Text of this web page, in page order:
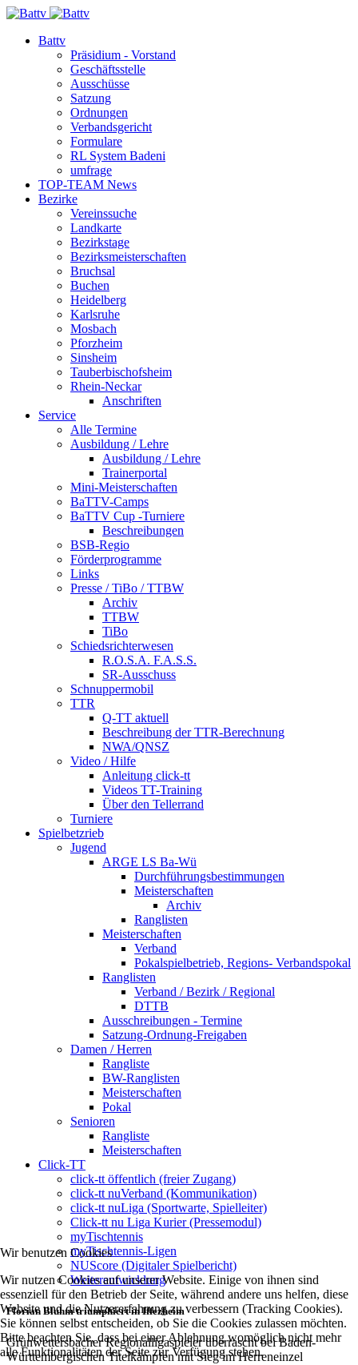
Battv
Präsidium - Vorstand
Geschäftsstelle
Ausschüsse
Satzung
Ordnungen
Verbandsgericht
Formulare
RL System Badeni
umfrage
TOP-TEAM News
Bezirke
Vereinssuche
Landkarte
Bezirkstage
Bezirksmeisterschaften
Bruchsal
Buchen
Heidelberg
Karlsruhe
Mosbach
Pforzheim
Sinsheim
Tauberbischofsheim
Rhein-Neckar
Anschriften
Service
Alle Termine
Ausbildung / Lehre
Ausbildung / Lehre
Trainerportal
Mini-Meisterschaften
BaTTV-Camps
BaTTV Cup -Turniere
Beschreibungen
BSB-Regio
Förderprogramme
Links
Presse / TiBo / TTBW
Archiv
TTBW
TiBo
Schiedsrichterwesen
R.O.S.A. F.A.S.S.
SR-Ausschuss
Schnuppermobil
TTR
Q-TT aktuell
Beschreibung der TTR-Berechnung
NWA/QNSZ
Video / Hilfe
Anleitung click-tt
Videos TT-Training
Über den Tellerrand
Turniere
Spielbetzrieb
Jugend
ARGE LS Ba-Wü
Durchführungsbestimmungen
Meisterschaften
Archiv
Ranglisten
Meisterschaften
Verband
Pokalspielbetrieb, Regions- Verbandspokal
Ranglisten
Verband / Bezirk / Regional
DTTB
Ausschreibungen - Termine
Satzung-Ordnung-Freigaben
Damen / Herren
Rangliste
BW-Ranglisten
Meisterschaften
Pokal
Senioren
Rangliste
Meisterschaften
Click-TT
click-tt öffentlich (freier Zugang)
click-tt nuVerband (Kommunikation)
click-tt nuLiga (Sportwarte, Spielleiter)
Click-tt nu Liga Kurier (Pressemodul)
myTischtennis
myTischtennis-Ligen
NUScore (Digitaler Spielbericht)
Weiterentwicklung
Florian Bluhm triumphiert in Iffezheim
Grünwettersbacher Regionalligaspieler überrascht bei Baden-
Württembergischen Titelkämpfen mit Sieg im Herreneinzel
Wir benutzen Cookies
Wir nutzen Cookies auf unserer Website. Einige von ihnen sind
essenziell für den Betrieb der Seite, während andere uns helfen, diese
Website und die Nutzererfahrung zu verbessern (Tracking Cookies).
Sie können selbst entscheiden, ob Sie die Cookies zulassen möchten.
Bitte beachten Sie, dass bei einer Ablehnung womöglich nicht mehr
alle Funktionalitäten der Seite zur Verfügung stehen.